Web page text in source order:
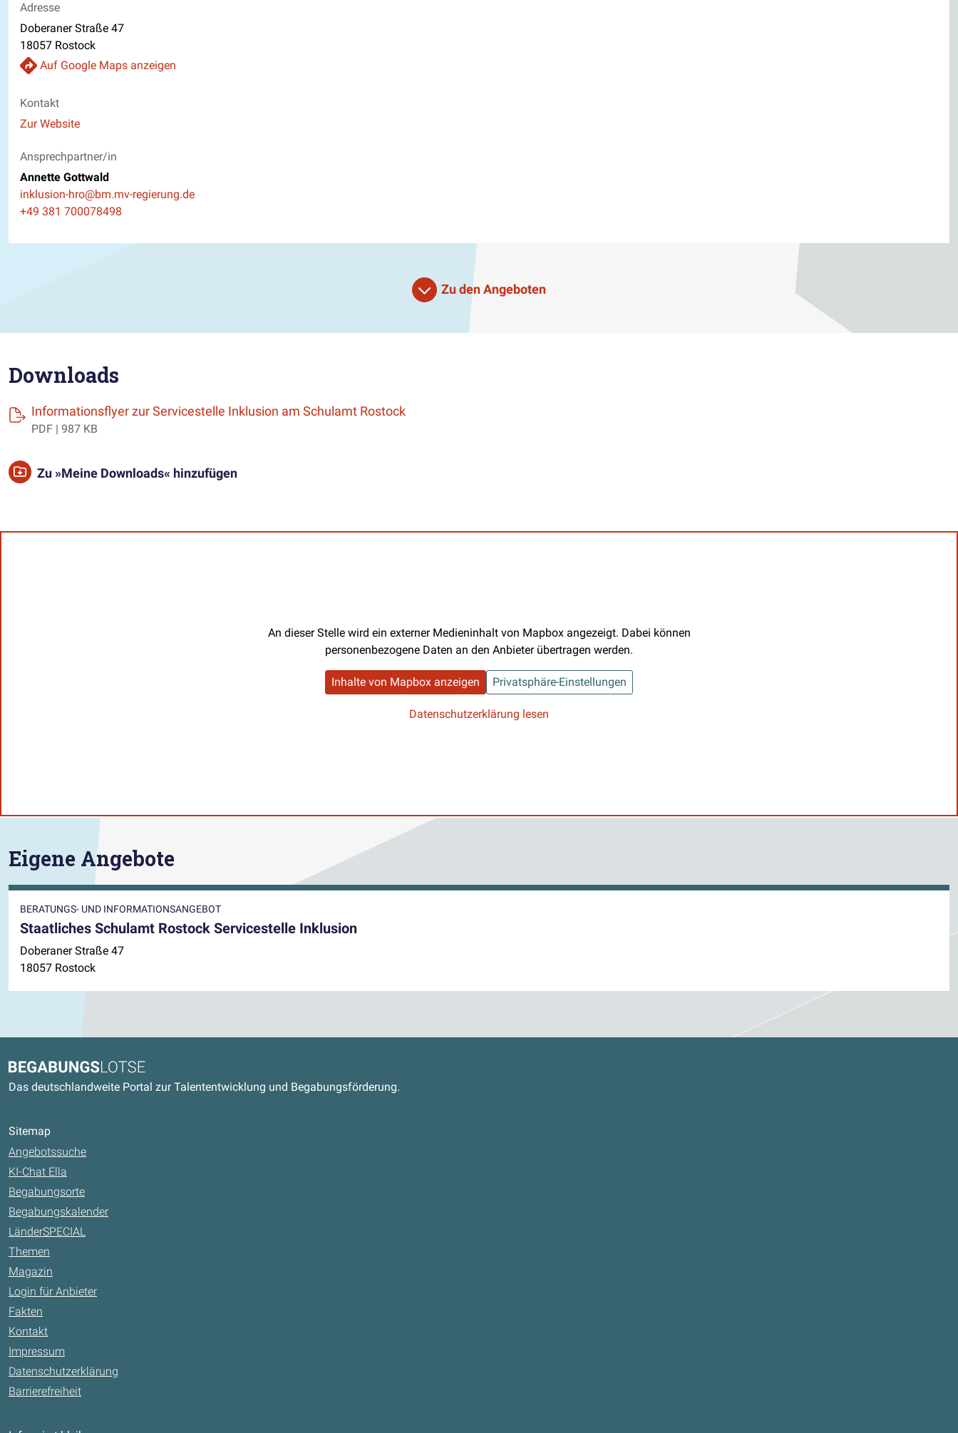
Adresse
Doberaner Straße 47
18057 Rostock
Auf Google Maps anzeigen
Kontakt
Website
Zur Website
Ansprechpartner/in
Annette Gottwald
E-Mail
inklusion-hro@bm.mv-regierung.de
Telefon
+49 381 700078498
Zu den Angeboten
Downloads
Informationsflyer zur Servicestelle Inklusion am Schulamt Rostock(öffnet einen neuen Tab)
PDF | 987 KB
Zu »Meine Downloads« hinzufügen
An dieser Stelle wird ein externer Medieninhalt von Mapbox angezeigt. Dabei können
personenbezogene Daten an den Anbieter übertragen werden.
Inhalte von Mapbox anzeigen Privatsphäre-Einstellungen
Datenschutzerklärung lesen
Eigene Angebote
BERATUNGS- UND INFORMATIONSANGEBOT
Staatliches Schulamt Rostock Servicestelle Inklusion
Doberaner Straße 47
18057 Rostock
Kontaktdaten und weitere Links
Begabungslotse
Das deutschlandweite Portal zur Talententwicklung und Begabungsförderung.
Sitemap
Angebotssuche
KI-Chat Ella
Begabungsorte
Begabungskalender
LänderSPECIAL
Themen
Magazin
Login für Anbieter
Fakten
Kontakt
Impressum
Datenschutzerklärung
Barrierefreiheit